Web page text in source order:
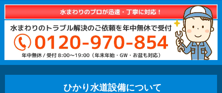
ひかり水道設備について